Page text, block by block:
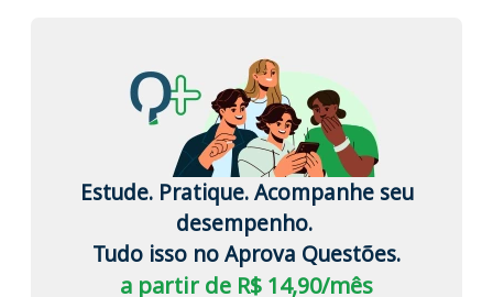
Estude. Pratique. Acompanhe seu
desempenho.
Tudo isso no Aprova Questões.
a partir de R$ 14,90/mês